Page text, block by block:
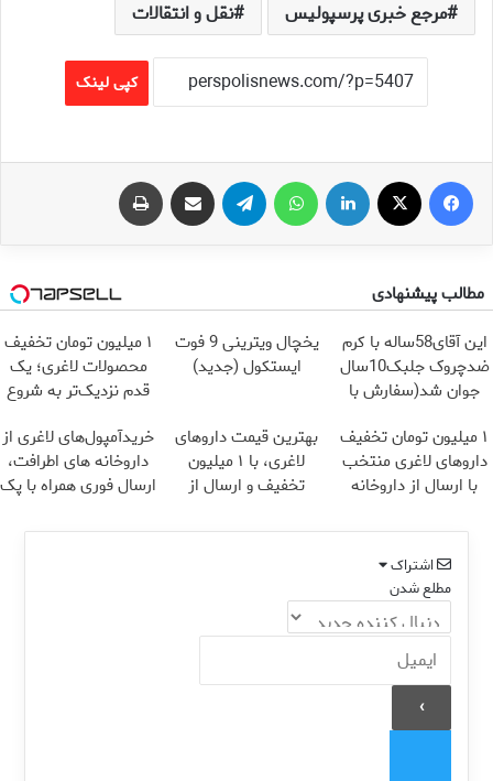
مرجع خبری پرسپولیس
نقل و انتقالات
کپی لینک
فیس بوک لینکدین تلگرام اشتراک گذاری از طریق ایمیل
مطالب پیشنهادی
این آقای58ساله با کرم
ضدچروک جلبک10سال
جوان شد(سفارش با
یخچال ویترینی 9 فوت
ایستکول (جدید)
۱ میلیون تومان تخفیف
محصولات لاغری؛ یک
قدم نزدیک‌تر به شروع
۱ میلیون تومان تخفیف
داروهای لاغری منتخب
با ارسال از داروخانه
بهترین قیمت داروهای
لاغری، با ۱ میلیون
تخفیف و ارسال از
خریدآمپول‌های لاغری از
داروخانه های اطرافت،
ارسال فوری همراه با پک
اشتراک
مطلع شدن